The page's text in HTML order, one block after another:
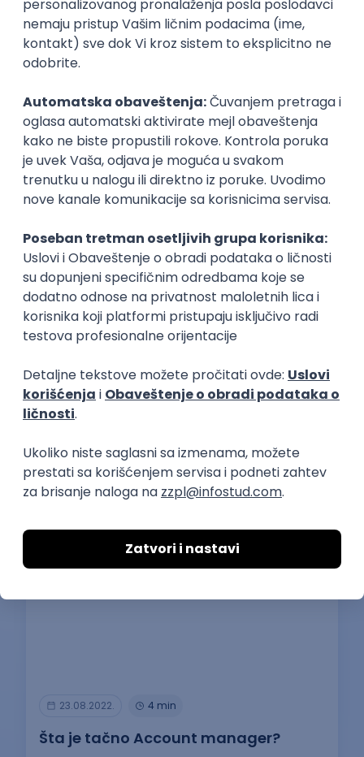
Ostavi komentar
Ivana je master studentkinja informacionih sistema i
tehnologija na FON-u. Voli kvalitetne ljude, život i
filmove. Rečenica koju voli da citira: "Ne ograničavaj
svoje izazove, izazovi svoje granice."
Najčitaniji slični tekstovi
23.08.2022. 4 min
Šta je tačno Account manager?